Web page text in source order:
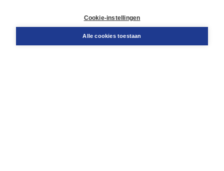
Cookie-instellingen
Alle cookies toestaan